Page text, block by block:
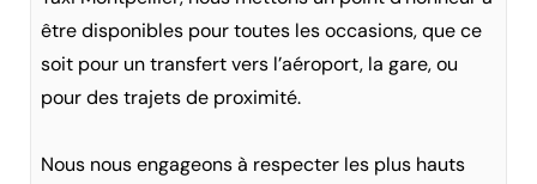
être disponibles pour toutes les occasions, que ce
soit pour un transfert vers l’aéroport, la gare, ou
pour des trajets de proximité.
Nous nous engageons à respecter les plus hauts